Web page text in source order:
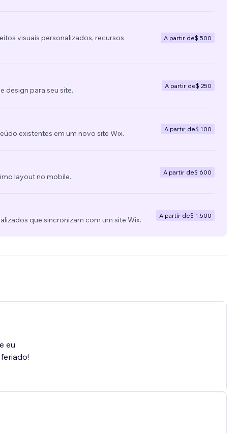
visuais personalizados, recursos
A partir de$ 500
design para seu site.
A partir de$ 250
existentes em um novo site Wix.
A partir de$ 100
layout no mobile.
A partir de$ 600
que sincronizam com um site Wix.
A partir de$ 1.500
eu